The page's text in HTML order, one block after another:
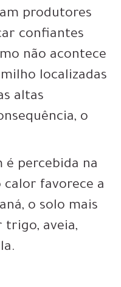
produtores
confiantes
não acontece
localizadas
altas
o
percebida na
calor favorece a
o solo mais
trigo, aveia,